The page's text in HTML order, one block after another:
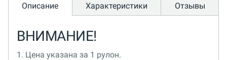
Описание Характеристики Отзывы
ВНИМАНИЕ!
1. Цена указана за 1 рулон.